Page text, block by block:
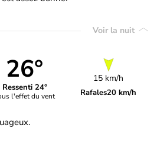
Voir la nuit
26°
Ressenti 24°
l'effet du vent
15 km/h
Rafales20 km/h